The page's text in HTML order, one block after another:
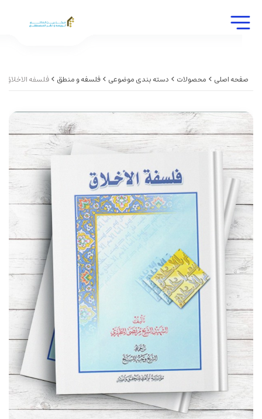
صفحه اصلی محصولات دسته بندی موضوعی فلسفه و منطق فلسفه الاخلاق